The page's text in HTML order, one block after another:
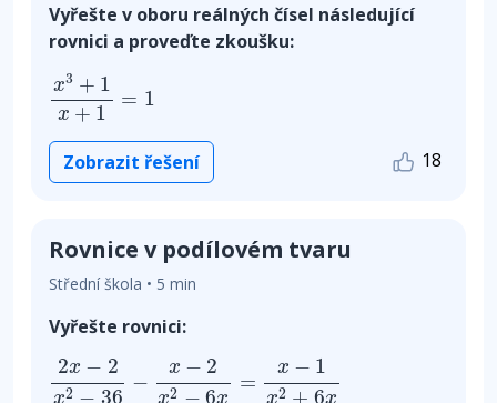
Vyřešte v oboru reálných čísel následující
rovnici a proveďte zkoušku:
x3 + 1
x + 1
= 1
3+ 1 x
Zobrazit řešení 18
Rovnice v podílovém tvaru
Střední škola • 5 min
Vyřešte rovnici:
2x − 2
2 − 36
−
x − 2
2 − 6
=
x − 1
2 + 6
2x− 2 x x2 x− x